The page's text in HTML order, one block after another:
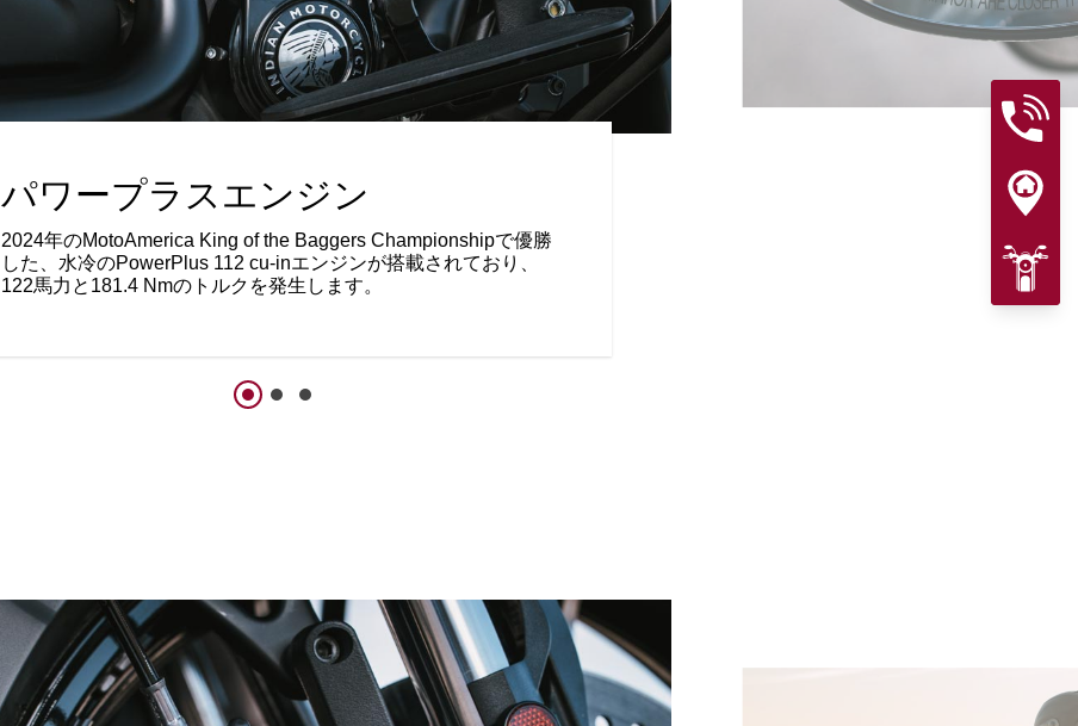
パワープラスエンジン
2024年のMotoAmerica King of the Baggers Championshipで優勝
した、水冷のPowerPlus 112 cu-inエンジンが搭載されており、
122馬力と181.4 Nmのトルクを発生します。
ライダーアシス
112 cu-in PowerPlusエンジン
ラインドスポットウォーニン
の先進的な安全機能が揃って
シーンでも危険回避と安全性